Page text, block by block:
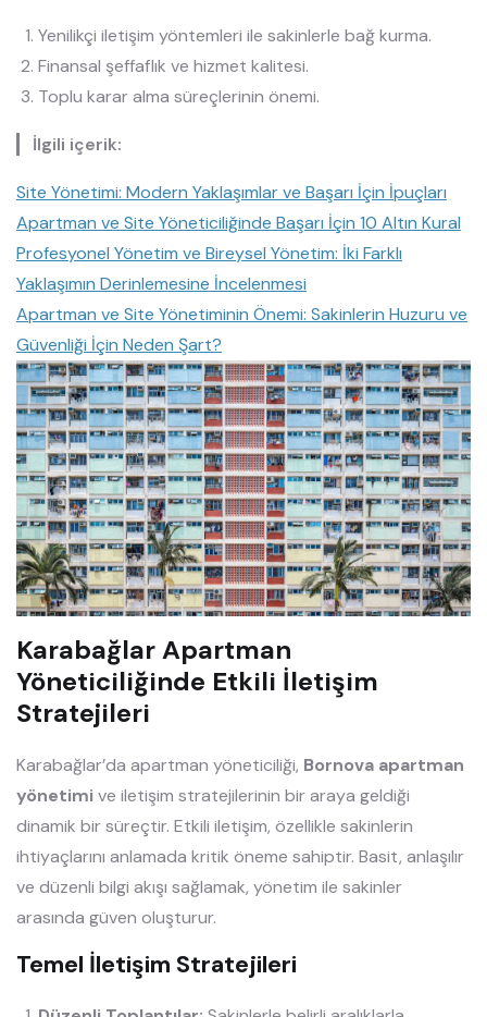
Yenilikçi iletişim yöntemleri ile sakinlerle bağ kurma.
Finansal şeffaflık ve hizmet kalitesi.
Toplu karar alma süreçlerinin önemi.
İlgili içerik:
Site Yönetimi: Modern Yaklaşımlar ve Başarı İçin İpuçları
Apartman ve Site Yöneticiliğinde Başarı İçin 10 Altın Kural
Profesyonel Yönetim ve Bireysel Yönetim: İki Farklı
Yaklaşımın Derinlemesine İncelenmesi
Apartman ve Site Yönetiminin Önemi: Sakinlerin Huzuru ve
Güvenliği İçin Neden Şart?
Karabağlar Apartman
Yöneticiliğinde Etkili İletişim
Stratejileri
Karabağlar’da apartman yöneticiliği, Bornova apartman
yönetimive iletişim stratejilerinin bir araya geldiği
dinamik bir süreçtir. Etkili iletişim, özellikle sakinlerin
ihtiyaçlarını anlamada kritik öneme sahiptir. Basit, anlaşılır
ve düzenli bilgi akışı sağlamak, yönetim ile sakinler
arasında güven oluşturur.
Temel İletişim Stratejileri